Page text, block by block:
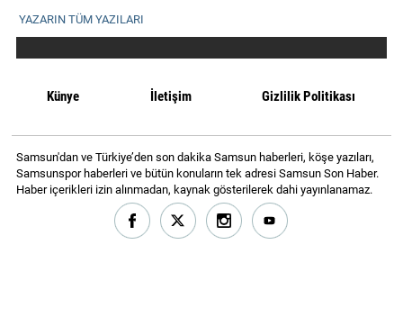
YAZARIN TÜM YAZILARI
Künye İletişim Gizlilik Politikası
Samsun'dan ve Türkiye’den son dakika Samsun haberleri, köşe yazıları,
Samsunspor haberleri ve bütün konuların tek adresi Samsun Son Haber.
Haber içerikleri izin alınmadan, kaynak gösterilerek dahi yayınlanamaz.